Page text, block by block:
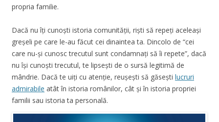
propria familie.
Dacă nu îți cunoști istoria comunității, riști să repeți aceleași
greșeli pe care le-au făcut cei dinaintea ta. Dincolo de “cei
care nu-și cunosc trecutul sunt condamnați să îi repete”, dacă
nu își cunoști trecutul, te lipsești de o sursă legitimă de
mândrie. Dacă te uiți cu atenție, reușești să găsești lucruri
admirabile atât în istoria românilor, cât și în istoria propriei
familii sau istoria ta personală.